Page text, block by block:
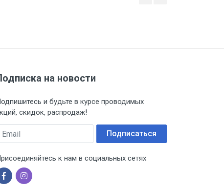
на новости
и будьте в курсе проводимых
скидок, распродаж!
Email Подписаться
к нам в социальных сетях